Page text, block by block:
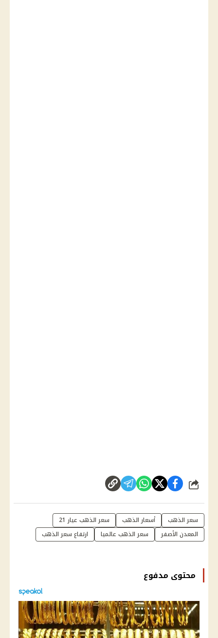
شارك
سعر الذهب أسعار الذهب
سعر الذهب عيار 21
المعدن الأصفر
سعر الذهب عالميا ارتفاع سعر الذهب
محتوى مدفوع